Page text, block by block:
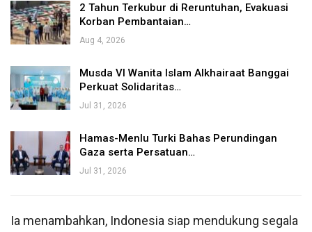
2 Tahun Terkubur di Reruntuhan, Evakuasi
Korban Pembantaian…
Aug 4, 2026
Musda VI Wanita Islam Alkhairaat Banggai
Perkuat Solidaritas…
Jul 31, 2026
Hamas-Menlu Turki Bahas Perundingan
Gaza serta Persatuan…
Jul 31, 2026
Ia menambahkan, Indonesia siap mendukung segala